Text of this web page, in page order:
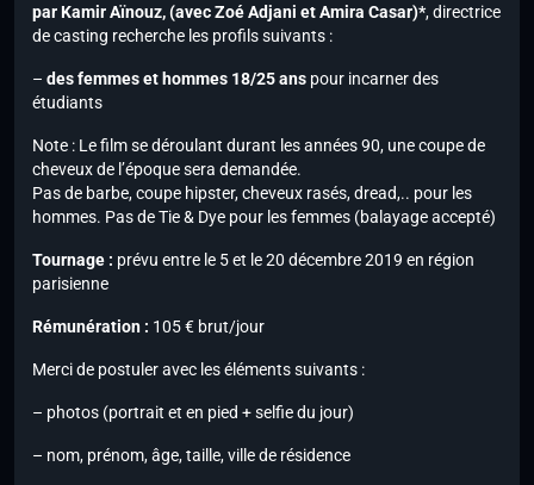
par Kamir Aïnouz,(avec Zoé Adjani et Amira Casar)*, directrice
de casting recherche les profils suivants :
– des femmes et hommes 18/25 ans pour incarner des
étudiants
Note : Le film se déroulant durant les années 90, une coupe de
cheveux de l’époque sera demandée.
Pas de barbe, coupe hipster, cheveux rasés, dread,.. pour les
hommes. Pas de Tie & Dye pour les femmes (balayage accepté)
Tournage : prévu entre le 5 et le 20 décembre 2019 en région
parisienne
Rémunération : 105 € brut/jour
Merci de postuler avec les éléments suivants :
– photos (portrait et en pied + selfie du jour)
– nom, prénom, âge, taille, ville de résidence